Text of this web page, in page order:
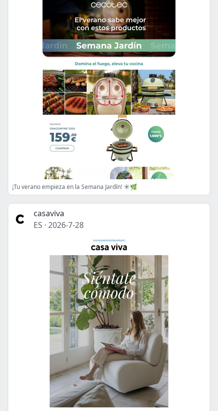
¡Tu verano empieza en la Semana Jardín! ☀️🌿
casaviva
ES · 2026-7-28